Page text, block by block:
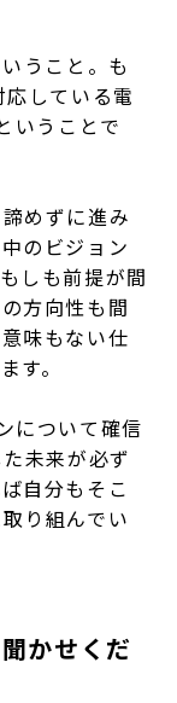
うこと。も
している電
いうことで
めずに進み
のビジョン
しも前提が間
方向性も間
味もない仕
す。
について確信
未来が必ず
自分もそこ
り組んでい
かせくだ